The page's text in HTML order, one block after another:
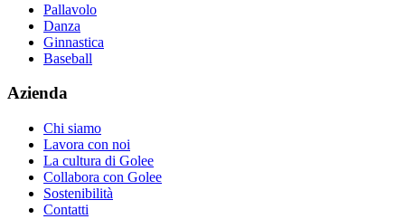
Pallavolo
Danza
Ginnastica
Baseball
Azienda
Chi siamo
Lavora con noi
La cultura di Golee
Collabora con Golee
Sostenibilità
Contatti